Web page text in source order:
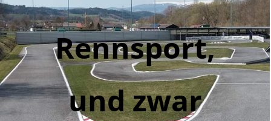
Rennsport,
und zwar